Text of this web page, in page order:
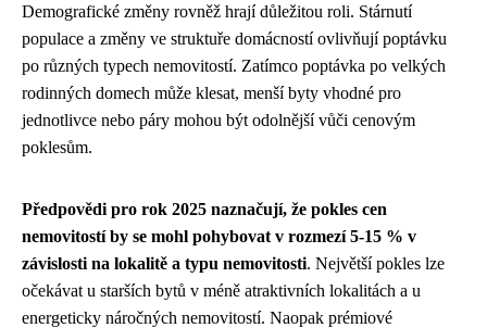
Demografické změny rovněž hrají důležitou roli. Stárnutí
populace a změny ve struktuře domácností ovlivňují poptávku
po různých typech nemovitostí. Zatímco poptávka po velkých
rodinných domech může klesat, menší byty vhodné pro
jednotlivce nebo páry mohou být odolnější vůči cenovým
poklesům.
Předpovědi pro rok 2025 naznačují, že pokles cen
nemovitostí by se mohl pohybovat v rozmezí 5-15 % v
závislosti na lokalitě a typu nemovitosti. Největší pokles lze
očekávat u starších bytů v méně atraktivních lokalitách a u
energeticky náročných nemovitostí. Naopak prémiové